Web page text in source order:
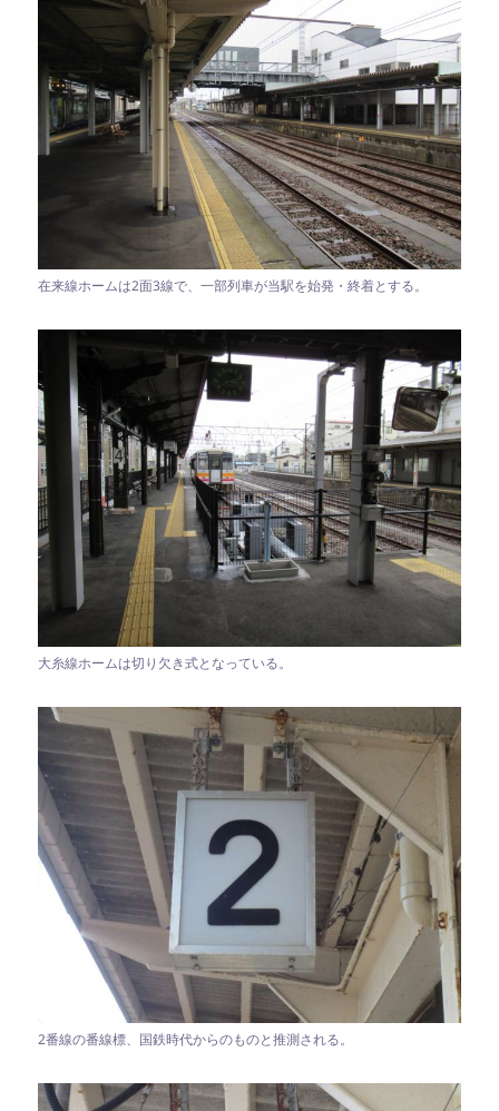
在来線ホームは2面3線で、一部列車が当駅を始発・終着とする。
大糸線ホームは切り欠き式となっている。
2番線の番線標、国鉄時代からのものと推測される。